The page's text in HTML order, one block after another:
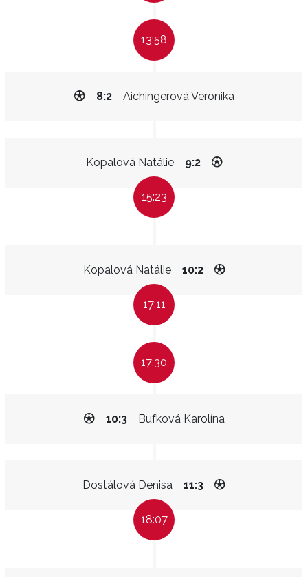
13:58
Aichingerová Veronika
8:2
Kopalová Natálie 9:2
15:23
Kopalová Natálie 10:2
17:11
17:30
Bufková Karolína
10:3
Dostálová Denisa 11:3
18:07